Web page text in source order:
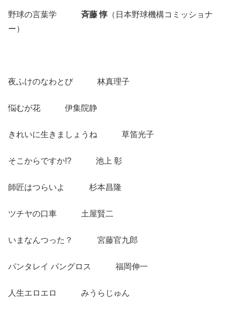
野球の言葉学斉藤 惇（日本野球機構コミッショナ
ー）
夜ふけのなわとび 林真理子
悩むが花 伊集院静
きれいに生きましょうね 草笛光子
そこからですか!? 池上 彰
師匠はつらいよ 杉本昌隆
ツチヤの口車 土屋賢二
いまなんつった？ 宮藤官九郎
パンタレイ パングロス 福岡伸一
人生エロエロ みうらじゅん